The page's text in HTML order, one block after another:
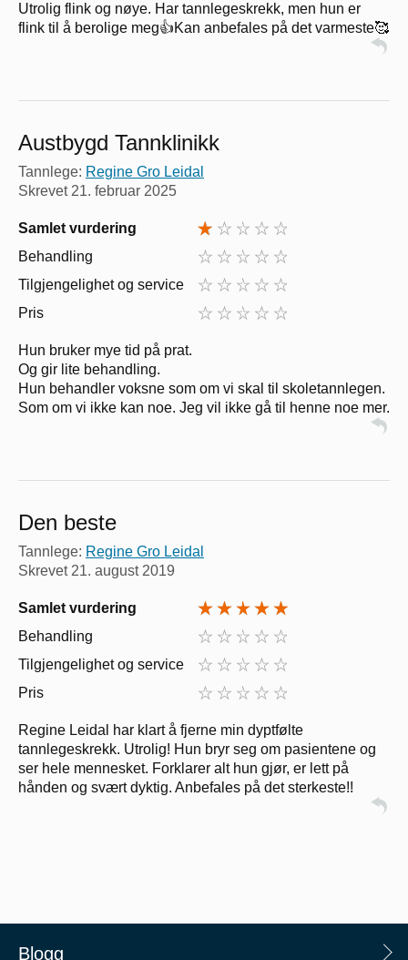
Utrolig flink og nøye. Har tannlegeskrekk, men hun er
flink til å berolige meg👍Kan anbefales på det varmeste🥰
Austbygd Tannklinikk
Tannlege: Regine Gro Leidal
Skrevet21. februar 2025
Samlet vurdering
Behandling
Tilgjengelighet og service
Pris
Hun bruker mye tid på prat.
Og gir lite behandling.
Hun behandler voksne som om vi skal til skoletannlegen.
Som om vi ikke kan noe. Jeg vil ikke gå til henne noe mer.
Den beste
Tannlege: Regine Gro Leidal
Skrevet21. august 2019
Samlet vurdering
Behandling
Tilgjengelighet og service
Pris
Regine Leidal har klart å fjerne min dyptfølte
tannlegeskrekk. Utrolig! Hun bryr seg om pasientene og
ser hele mennesket. Forklarer alt hun gjør, er lett på
hånden og svært dyktig. Anbefales på det sterkeste!!
Blogg